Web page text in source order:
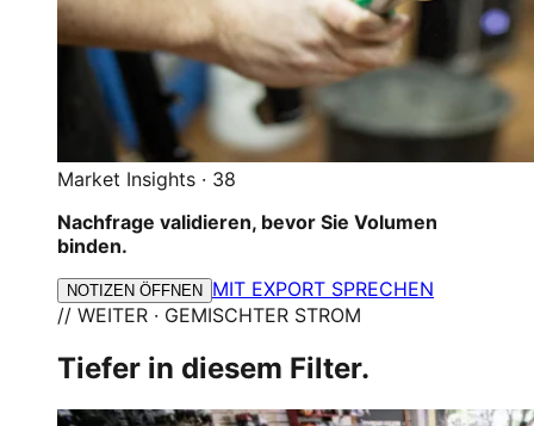
Market Insights · 38
Nachfrage validieren, bevor Sie Volumen
binden.
NOTIZEN ÖFFNEN
MIT EXPORT SPRECHEN
// WEITER · GEMISCHTER STROM
Tiefer in diesem Filter.